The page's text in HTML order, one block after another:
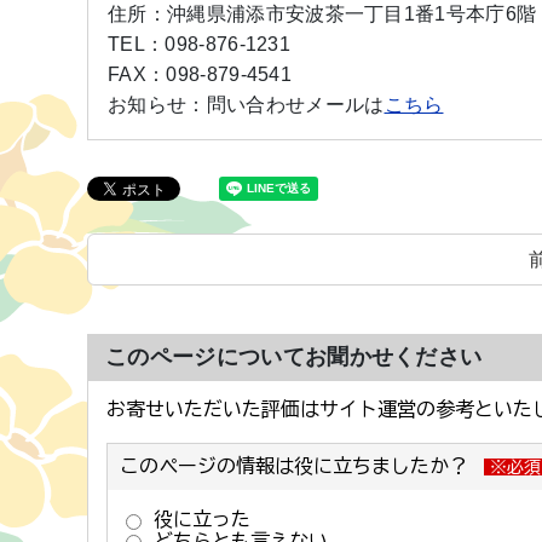
住所： 沖縄県浦添市安波茶一丁目1番1号本庁6階
TEL：098-876-1231
FAX：098-879-4541
お知らせ： 問い合わせメールは こちら
このページについてお聞かせください